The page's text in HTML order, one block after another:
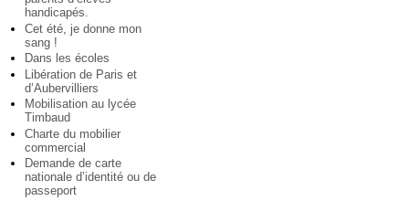
handicapés.
Cet été, je donne mon
sang !
Dans les écoles
Libération de Paris et
d’Aubervilliers
Mobilisation au lycée
Timbaud
Charte du mobilier
commercial
Demande de carte
nationale d’identité ou de
passeport